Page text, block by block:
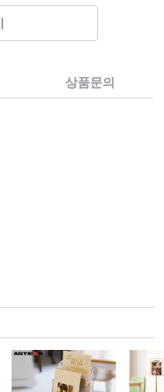
상품문의